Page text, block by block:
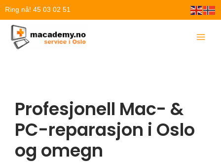
Hopp
innholdet
Ring nå! 45 03 02 51
Profesjonell Mac- &
PC-reparasjon i Oslo
og omegn